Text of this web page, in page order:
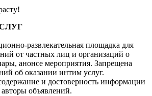
развлекательная площадка для
от частных лиц и организаций о
анонсе мероприятия. Запрещена
об оказании интим услуг.
и достоверность информации
объявлений.